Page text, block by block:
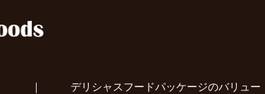
デリシャスフードパッケージのバリュー